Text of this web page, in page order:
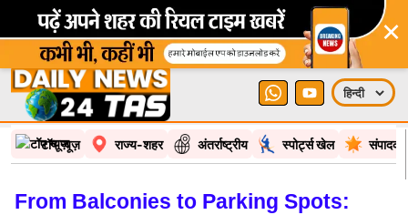
×
टॉप न्यूज़ राज्य-शहर अंतर्राष्ट्रीय स्पोर्ट्स खेल
From Balconies to Parking Spots: